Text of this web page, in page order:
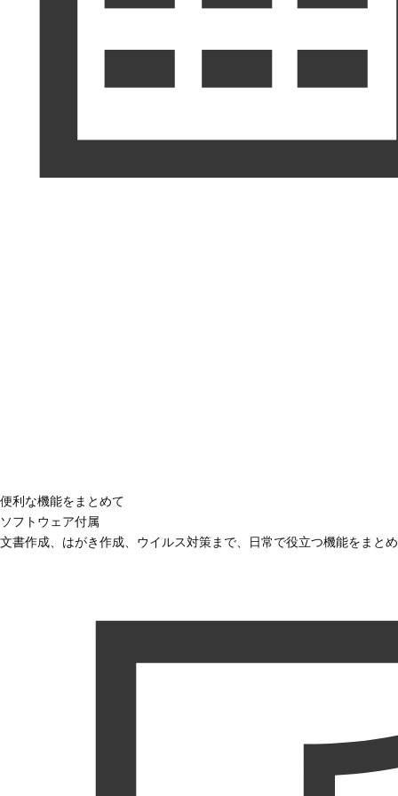
便利な機能をまとめて
ソフトウェア付属
文書作成、はがき作成、ウイルス対策まで、日常で役立つ機能をまと